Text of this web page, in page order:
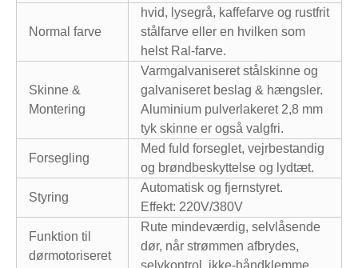
Normal farve
hvid, lysegrå, kaffefarve og rustfrit
stålfarve eller en hvilken som
helst Ral-farve.
Skinne &
Montering
Varmgalvaniseret stålskinne og
galvaniseret beslag & hængsler.
Aluminium pulverlakeret 2,8 mm
tyk skinne er også valgfri.
Forsegling
Med fuld forseglet, vejrbestandig
og brøndbeskyttelse og lydtæt.
Styring
Automatisk og fjernstyret.
Effekt: 220V/380V
Funktion til
dørmotoriseret
Rute mindeværdig, selvlåsende
dør, når strømmen afbrydes,
selvkontrol, ikke-håndklemme,